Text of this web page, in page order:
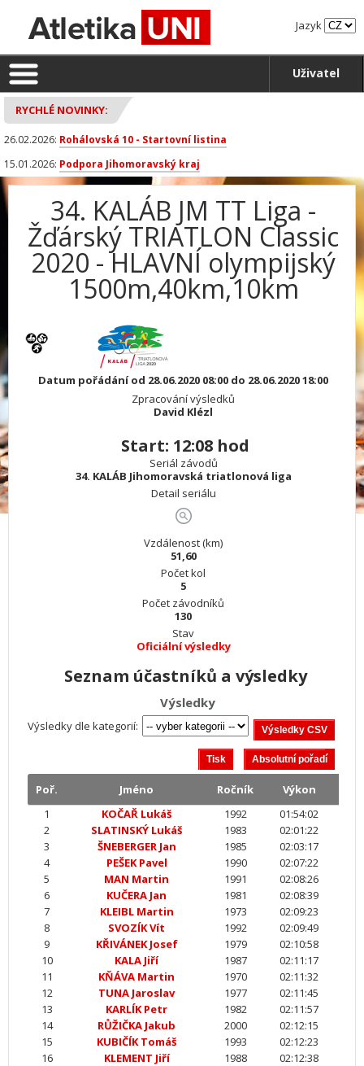
Jazyk
Uživatel
RYCHLÉ NOVINKY:
26.02.2026: Rohálovská 10 - Startovní listina
15.01.2026: Podpora Jihomoravský kraj
34. KALÁB JM TT Liga -
Žďárský TRIATLON Classic
2020 - HLAVNÍ olympijský
1500m,40km,10km
Datum pořádání od 28.06.2020 08:00 do 28.06.2020 18:00
Zpracování výsledků
David Klézl
Start: 12:08 hod
Seriál závodů
34. KALÁB Jihomoravská triatlonová liga
Detail seriálu
Vzdálenost (km)
51,60
Počet kol
5
Počet závodníků
130
Stav
Oficiální výsledky
Seznam účastníků a výsledky
Výsledky
Výsledky dle kategorií:
Poř. Jméno Ročník
Výkon
1
KOČAŘ Lukáš 1992
01:54:02
2
SLATINSKÝ Lukáš 1983
02:01:22
3
ŠNEBERGER Jan 1985
02:03:17
4
PEŠEK Pavel 1990
02:07:22
5
MAN Martin 1991
02:08:26
6
KUČERA Jan 1981
02:08:39
7
KLEIBL Martin 1973
02:09:23
8
SVOZÍK Vít 1992
02:09:49
9
KŘIVÁNEK Josef 1979
02:10:58
10
KALA Jiří 1987
02:11:17
11
KŇÁVA Martin 1970
02:11:32
12
TUNA Jaroslav 1977
02:11:45
13
KARLÍK Petr 1982
02:11:57
14
RŮŽIČKA Jakub 2000
02:12:15
15
KUBIČÍK Tomáš 1993
02:12:23
16
KLEMENT Jiří 1988
02:12:38